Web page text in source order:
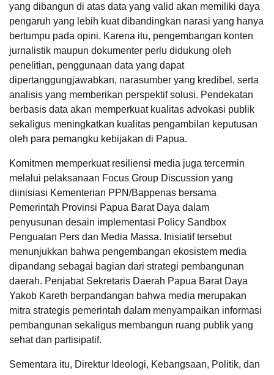
yang dibangun di atas data yang valid akan memiliki daya
pengaruh yang lebih kuat dibandingkan narasi yang hanya
bertumpu pada opini. Karena itu, pengembangan konten
jurnalistik maupun dokumenter perlu didukung oleh
penelitian, penggunaan data yang dapat
dipertanggungjawabkan, narasumber yang kredibel, serta
analisis yang memberikan perspektif solusi. Pendekatan
berbasis data akan memperkuat kualitas advokasi publik
sekaligus meningkatkan kualitas pengambilan keputusan
oleh para pemangku kebijakan di Papua.
Komitmen memperkuat resiliensi media juga tercermin
melalui pelaksanaan Focus Group Discussion yang
diinisiasi Kementerian PPN/Bappenas bersama
Pemerintah Provinsi Papua Barat Daya dalam
penyusunan desain implementasi Policy Sandbox
Penguatan Pers dan Media Massa. Inisiatif tersebut
menunjukkan bahwa pengembangan ekosistem media
dipandang sebagai bagian dari strategi pembangunan
daerah. Penjabat Sekretaris Daerah Papua Barat Daya
Yakob Kareth berpandangan bahwa media merupakan
mitra strategis pemerintah dalam menyampaikan informasi
pembangunan sekaligus membangun ruang publik yang
sehat dan partisipatif.
Sementara itu, Direktur Ideologi, Kebangsaan, Politik, dan